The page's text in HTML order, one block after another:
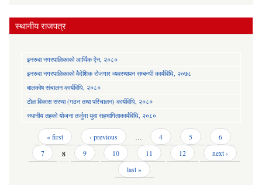
स्थानीय राजपत्र
इनरुवा नगरपालिकाको आर्थिक ऐन, २०८०
इनरुवा नगरपालिकाको वैदेशिक रोजगार व्यवस्थापन सम्बन्धी कार्यविधि, २०७८
बालकोष संचालन कार्यविधि, २०८०
टोल विकास संस्था (गठन तथा परिचालन) कार्यविधि, २०८०
स्थानीय तहको योजना तर्जुमा युवा सहभागिताकार्यविधि, २०८०
Pages « first ‹ previous … 4 5
6
7
8 9 10 11 12
next ›
last »